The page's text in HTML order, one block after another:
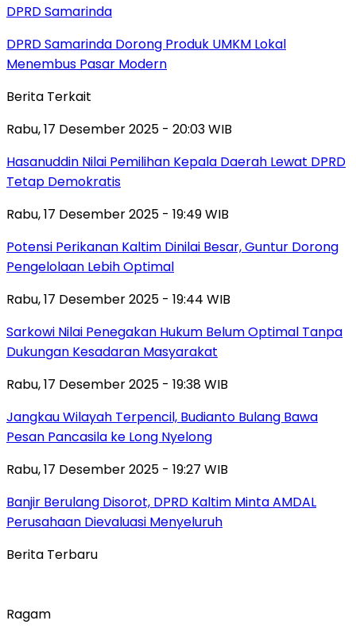
DPRD Samarinda
DPRD Samarinda Dorong Produk UMKM Lokal
Menembus Pasar Modern
Berita Terkait
Rabu, 17 Desember 2025 - 20:03 WIB
Hasanuddin Nilai Pemilihan Kepala Daerah Lewat DPRD
Tetap Demokratis
Rabu, 17 Desember 2025 - 19:49 WIB
Potensi Perikanan Kaltim Dinilai Besar, Guntur Dorong
Pengelolaan Lebih Optimal
Rabu, 17 Desember 2025 - 19:44 WIB
Sarkowi Nilai Penegakan Hukum Belum Optimal Tanpa
Dukungan Kesadaran Masyarakat
Rabu, 17 Desember 2025 - 19:38 WIB
Jangkau Wilayah Terpencil, Budianto Bulang Bawa
Pesan Pancasila ke Long Nyelong
Rabu, 17 Desember 2025 - 19:27 WIB
Banjir Berulang Disorot, DPRD Kaltim Minta AMDAL
Perusahaan Dievaluasi Menyeluruh
Berita Terbaru
Ragam